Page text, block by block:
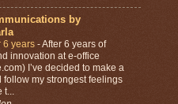
by
6 years -After 6 years of
innovation at e-office
I’ve decided to make a
follow my strongest feelings